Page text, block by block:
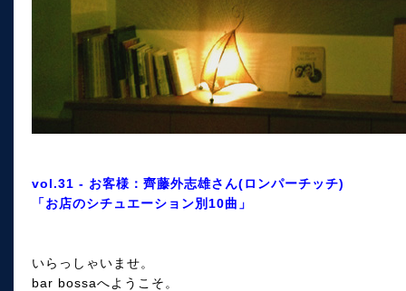
vol.31 - お客様：齊藤外志雄さん(ロンパーチッチ)
「お店のシチュエーション別10曲」
いらっしゃいませ。
bar bossaへようこそ。